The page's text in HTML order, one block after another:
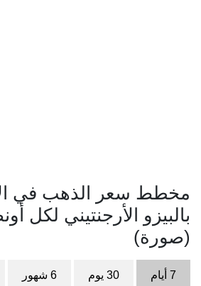
مخطط سعر الذهب في
(صورة)
7 أيام 30 يوم 6 شهور